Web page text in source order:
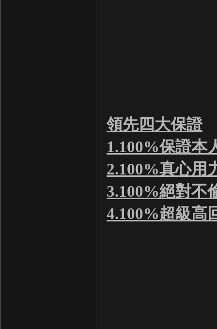
領先四大保證
1.100%保證本
2.100%真心用
3.100%絕對不
4.100%超級高